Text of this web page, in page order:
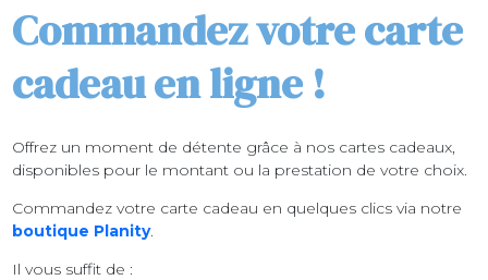
Commandez votre carte
cadeau en ligne !
Offrez un moment de détente grâce à nos cartes cadeaux,
disponibles pour le montant ou la prestation de votre choix.
Commandez votre carte cadeau en quelques clics via notre
boutique Planity.
Il vous suffit de :